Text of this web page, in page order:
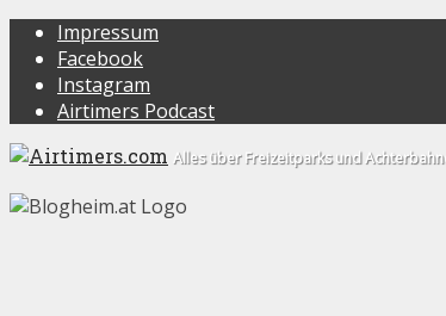
Impressum
Facebook
Instagram
Airtimers Podcast
Alles über Freizeitparks und